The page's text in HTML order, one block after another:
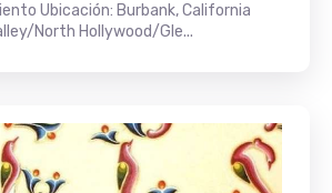
Ubicación: Burbank, California
North Hollywood/Gle...